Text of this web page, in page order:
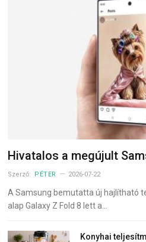
Hivatalos a megújult
Szerző: PÉTER 2026-07-22
A Samsung bemutatta új hajlítható
alap Galaxy Z Fold 8 lett a…
Konyhai